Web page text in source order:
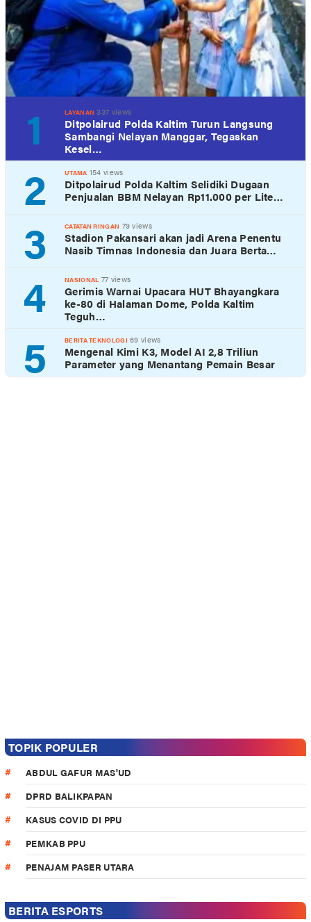
1 LAYANAN 337 views
Ditpolairud Polda Kaltim Turun Langsung
Sambangi Nelayan Manggar, Tegaskan
Kesel…
2 UTAMA 154 views
Ditpolairud Polda Kaltim Selidiki Dugaan
Penjualan BBM Nelayan Rp11.000 per Lite…
3 CATATAN RINGAN 79 views
Stadion Pakansari akan jadi Arena Penentu
Nasib Timnas Indonesia dan Juara Berta…
4 NASIONAL 77 views
Gerimis Warnai Upacara HUT Bhayangkara
ke-80 di Halaman Dome, Polda Kaltim
Teguh…
5 BERITA TEKNOLOGI 69 views
Mengenal Kimi K3, Model AI 2,8 Triliun
Parameter yang Menantang Pemain Besar
TOPIK POPULER
ABDUL GAFUR MAS'UD
DPRD BALIKPAPAN
KASUS COVID DI PPU
PEMKAB PPU
PENAJAM PASER UTARA
BERITA ESPORTS